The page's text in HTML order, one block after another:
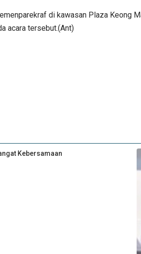
di kawasan Plaza Keong
acara tersebut.(Ant)
Kebersamaan